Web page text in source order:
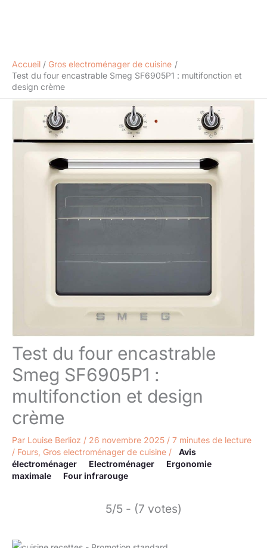
Accueil
Gros electroménager de cuisine
Test du four encastrable Smeg SF6905P1 : multifonction et
design crème
Test du four encastrable
Smeg SF6905P1 :
multifonction et design
crème
Par Louise Berlioz / 26 novembre 2025 / 7 minutes de lecture
/ Fours, Gros electroménager de cuisine /
Avis
électroménager
Electroménager
Ergonomie
maximale
Four infrarouge
5/5 - (7 votes)